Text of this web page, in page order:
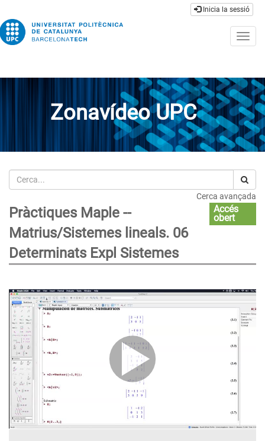
Inicia la sessió
Zonavídeo UPC
Cerca
Cerca avançada
Pràctiques Maple --
Matrius/Sistemes lineals. 06
Determinats Expl Sistemes
Accés
obert